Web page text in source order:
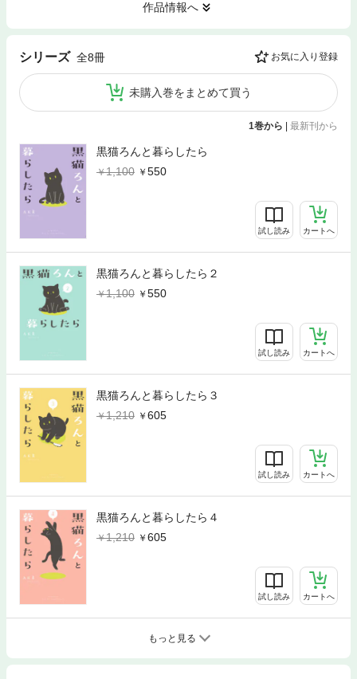
作品情報へ
シリーズ 全8冊 お気に入り登録
未購入巻をまとめて買う
1巻から 最新刊から
黒猫ろんと暮らしたら
1,100
550
試し読み カートへ
黒猫ろんと暮らしたら２
1,100
550
試し読み カートへ
黒猫ろんと暮らしたら３
1,210
605
試し読み カートへ
黒猫ろんと暮らしたら４
1,210
605
試し読み カートへ
もっと見る